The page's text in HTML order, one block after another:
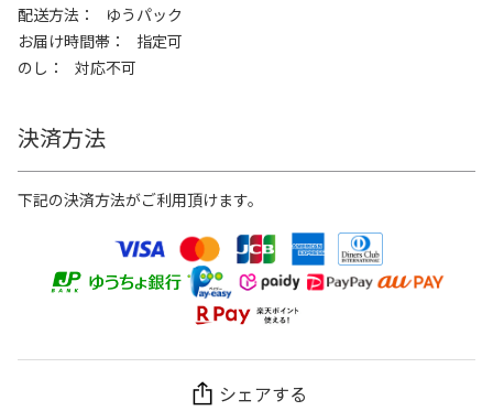
配送方法
ゆうパック
お届け時間帯
指定可
のし
対応不可
決済方法
下記の決済方法がご利用頂けます。
シェアする